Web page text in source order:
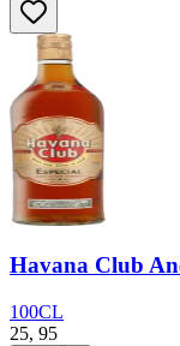
Havana Club
100CL
25, 95